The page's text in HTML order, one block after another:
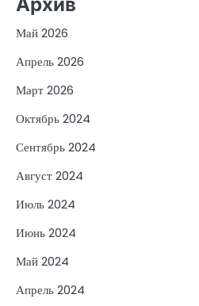
Архив
Май 2026
Апрель 2026
Март 2026
Октябрь 2024
Сентябрь 2024
Август 2024
Июль 2024
Июнь 2024
Май 2024
Апрель 2024